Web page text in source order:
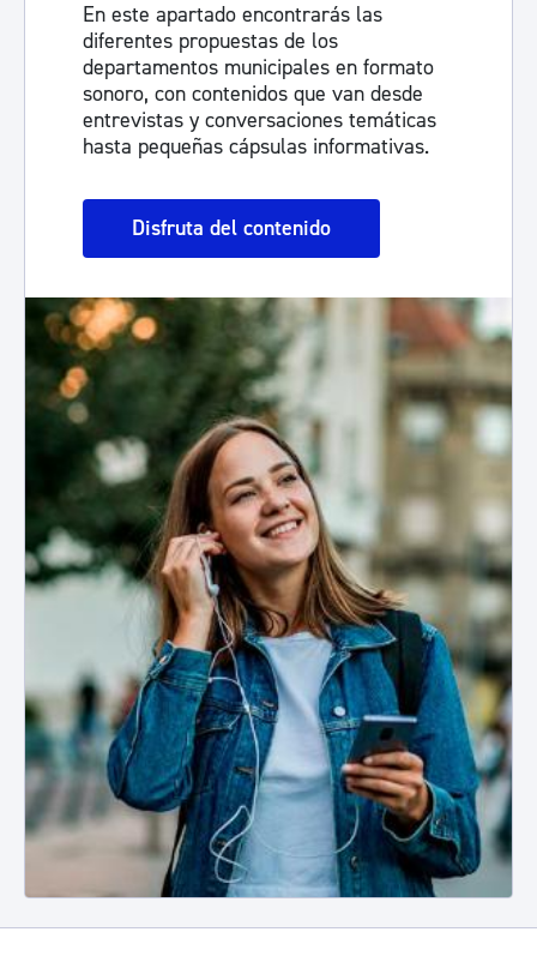
En este apartado encontrarás las
diferentes propuestas de los
departamentos municipales en formato
sonoro, con contenidos que van desde
entrevistas y conversaciones temáticas
hasta pequeñas cápsulas informativas.
Disfruta del contenido